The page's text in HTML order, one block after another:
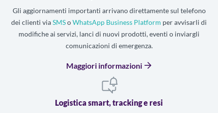
Gli aggiornamenti importanti arrivano direttamente sul telefono
dei clienti viaSMSoWhatsApp Business Platform per avvisarli di
modifiche ai servizi, lanci di nuovi prodotti, eventi o inviargli
comunicazioni di emergenza.
Maggiori informazioni
Logistica smart, tracking e resi